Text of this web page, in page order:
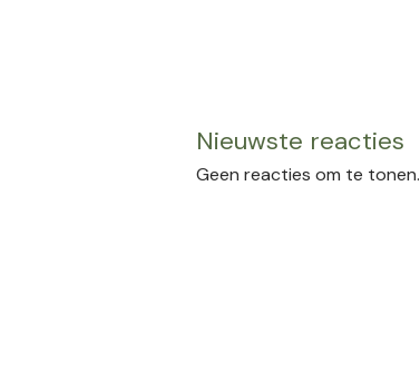
Nieuwste reacties
Geen reacties om te tonen.